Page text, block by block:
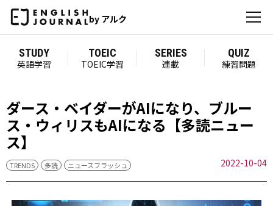
by アルク
STUDY
英語学習
TOEIC
TOEIC学習
SERIES
連載
QUIZ
練習問題
ダース・ベイダーがAIになり、ブルー
ス・ウィリスもAIになる【多読ニュー
ス】
TRENDS 多読 ニュースフラッシュ 2022-10-04